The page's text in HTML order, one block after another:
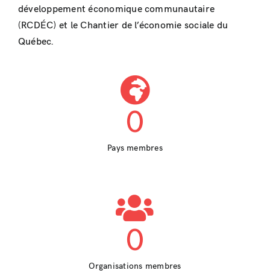
développement économique communautaire
(RCDÉC) et le Chantier de l’économie sociale du
Québec.
0
Pays membres
0
Organisations membres